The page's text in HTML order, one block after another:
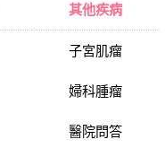
其他疾病
子宮肌瘤
婦科腫瘤
醫院問答